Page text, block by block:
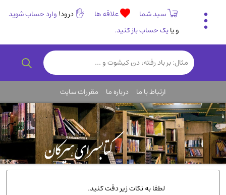
سبد شما علاقه ها درود! وارد حساب شوید
و یایک حساب باز کنید.
تاریخی و فرهنگی
(838)
رمان و داستان ایرانی(307)
روانشناسی(357)
انگلیسی و زبان خارجی(14)
کودکان و نوجوانان(76)
کتب نادر و کمیاب(19)
روانشناسی(112)
طب گیاهی و سنتی(45)
ارتباط با ما درباره ما مقررات سایت
لطفا به نکات زیر دقت کنید.